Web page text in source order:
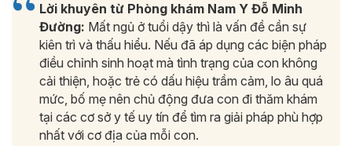
Lời khuyên từ Phòng khám Nam Y Đỗ Minh
Đường: Mất ngủ ở tuổi dậy thì là vấn đề cần sự
kiên trì và thấu hiểu. Nếu đã áp dụng các biện pháp
điều chỉnh sinh hoạt mà tình trạng của con không
cải thiện, hoặc trẻ có dấu hiệu trầm cảm, lo âu quá
mức, bố mẹ nên chủ động đưa con đi thăm khám
tại các cơ sở y tế uy tín để tìm ra giải pháp phù hợp
nhất với cơ địa của mỗi con.